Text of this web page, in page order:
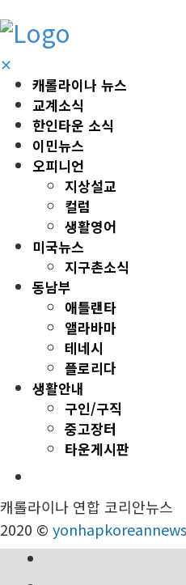
✕
캐롤라이나 뉴스
교계소식
한인타운 소식
이민뉴스
오피니언
지상설교
컬럼
생활영어
미국뉴스
지구촌소식
동남부
애틀랜타
앨라바마
테네시
플로리다
생활안내
구인/구직
중고장터
타운게시판
캐롤라이나 연합 코리안뉴스
2020 © yonhapkoreannews